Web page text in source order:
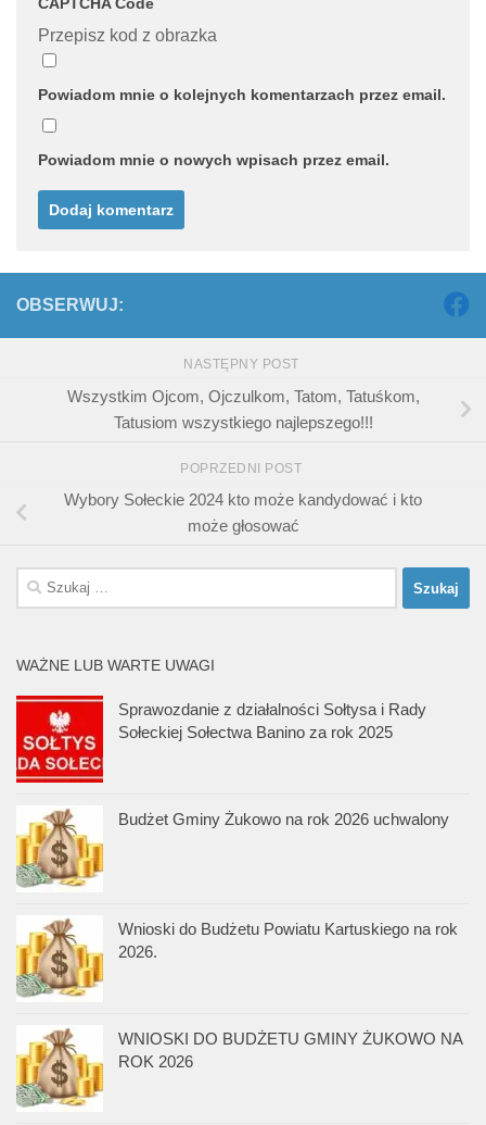
Przepisz kod z obrazka
Powiadom mnie o kolejnych komentarzach przez email.
Powiadom mnie o nowych wpisach przez email.
OBSERWUJ:
NASTĘPNY POST
Wszystkim Ojcom, Ojczulkom, Tatom, Tatuśkom,
Tatusiom wszystkiego najlepszego!!!
POPRZEDNI POST
Wybory Sołeckie 2024 kto może kandydować i kto
może głosować
Szukaj:
WAŻNE LUB WARTE UWAGI
Sprawozdanie z działalności Sołtysa i Rady
Sołeckiej Sołectwa Banino za rok 2025
Budżet Gminy Żukowo na rok 2026 uchwalony
Wnioski do Budżetu Powiatu Kartuskiego na rok
2026.
WNIOSKI DO BUDŻETU GMINY ŻUKOWO NA
ROK 2026